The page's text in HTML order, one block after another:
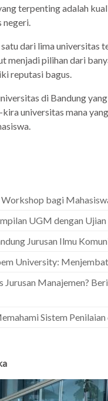
terpenting adalah
negeri.
dari lima
menjadi pilihan dari
reputasi bagus.
di Bandung
universitas mana
Workshop bagi
UGM dengan
Jurusan Ilmu
University:
Jurusan Manajemen?
Sistem